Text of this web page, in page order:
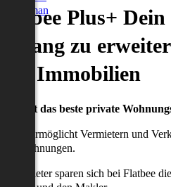
German
Plus+
zu
Immobilien
willst das beste private
ermöglicht Vermietern und
Wohnungen.
Anbieter sparen sich bei Flatbee